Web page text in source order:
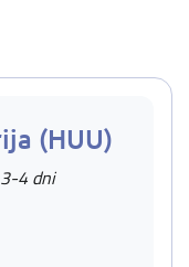
(HUU)
4 dni